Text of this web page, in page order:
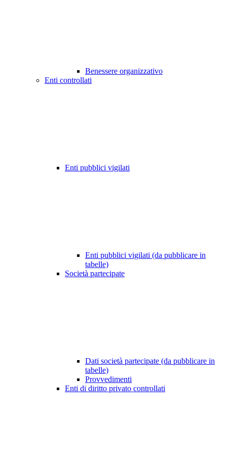
Benessere organizzativo
Enti controllati
Enti pubblici vigilati
Enti pubblici vigilati (da pubblicare in
tabelle)
Società partecipate
Dati società partecipate (da pubblicare in
tabelle)
Provvedimenti
Enti di diritto privato controllati